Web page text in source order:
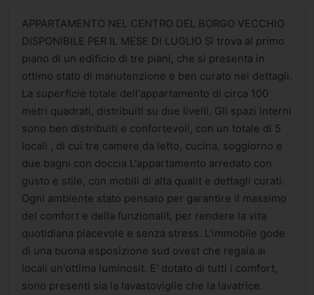
APPARTAMENTO NEL CENTRO DEL BORGO VECCHIO
DISPONIBILE PER IL MESE DI LUGLIO Si trova al primo
piano di un edificio di tre piani, che si presenta in
ottimo stato di manutenzione e ben curato nei dettagli.
La superficie totale dell'appartamento di circa 100
metri quadrati, distribuiti su due livelli. Gli spazi interni
sono ben distribuiti e confortevoli, con un totale di 5
locali , di cui tre camere da letto, cucina, soggiorno e
due bagni con doccia L'appartamento arredato con
gusto e stile, con mobili di alta qualit e dettagli curati.
Ogni ambiente stato pensato per garantire il massimo
del comfort e della funzionalit, per rendere la vita
quotidiana piacevole e senza stress. L'immobile gode
di una buona esposizione sud ovest che regala ai
locali un'ottima luminosit. E' dotato di tutti i comfort,
sono presenti sia la lavastoviglie che la lavatrice.